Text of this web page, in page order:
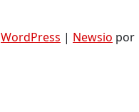
WordPress | Newsio por